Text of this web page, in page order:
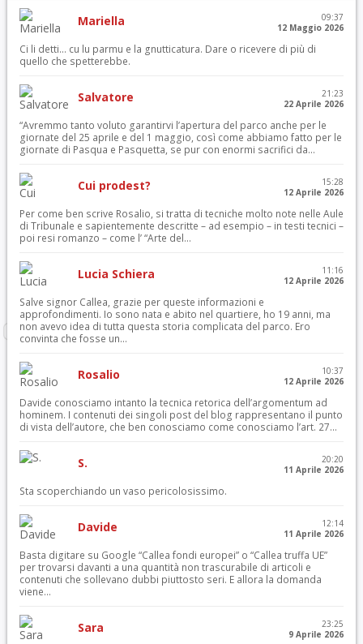
Mariella
09:37
12 Maggio 2026
Ci li detti… cu lu parmu e la gnutticatura. Dare o ricevere di più di
quello che spetterebbe.
Salvatore
21:23
22 Aprile 2026
“Avremmo tanto voluto garantirvi l’apertura del parco anche per le
giornate del 25 aprile e del 1 maggio, così come abbiamo fatto per le
giornate di Pasqua e Pasquetta, se pur con enormi sacrifici da...
Cui prodest?
15:28
12 Aprile 2026
Per come ben scrive Rosalio, si tratta di tecniche molto note nelle Aule
di Tribunale e sapientemente descritte – ad esempio – in testi tecnici –
poi resi romanzo – come l’ “Arte del...
Lucia Schiera
11:16
12 Aprile 2026
Salve signor Callea, grazie per queste informazioni e
approfondimenti. Io sono nata e abito nel quartiere, ho 19 anni, ma
non avevo idea di tutta questa storia complicata del parco. Ero
convinta che fosse un...
Rosalio
10:37
12 Aprile 2026
Davide conosciamo intanto la tecnica retorica dell’argomentum ad
hominem. I contenuti dei singoli post del blog rappresentano il punto
di vista dell’autore, che ben conosciamo come conosciamo l’art. 27...
S.
20:20
11 Aprile 2026
Sta scoperchiando un vaso pericolosissimo.
Davide
12:14
11 Aprile 2026
Basta digitare su Google “Callea fondi europei” o “Callea truffa UE”
per trovarsi davanti a una quantità non trascurabile di articoli e
contenuti che sollevano dubbi piuttosto seri. E allora la domanda
viene...
Sara
23:25
9 Aprile 2026